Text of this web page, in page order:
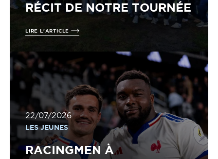
RÉCIT DE NOTRE TOURNÉE
LIRE L'ARTICLE
22/07/2026
LES JEUNES
RACINGMEN À